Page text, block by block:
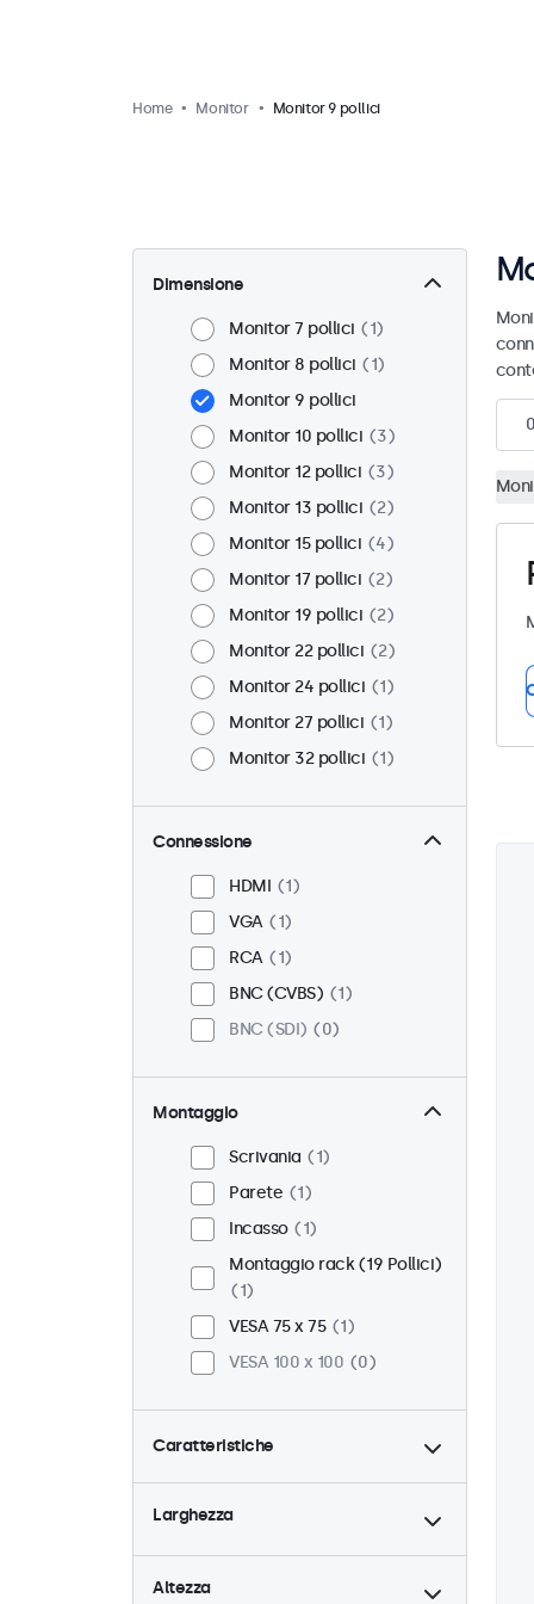
Home Monitor Monitor 9 pollici
Dimensione
Monitor 7 pollici
1
Monitor 8 pollici
1
Monitor 9 pollici
Monitor 10 pollici
3
Monitor 12 pollici
3
Monitor 13 pollici
2
Monitor 15 pollici
4
Monitor 17 pollici
2
Monitor 19 pollici
2
Monitor 22 pollici
2
Monitor 24 pollici
1
Monitor 27 pollici
1
Monitor 32 pollici
1
Connessione
HDMI
1
VGA
1
RCA
1
BNC (CVBS)
1
BNC (SDI)
0
Montaggio
Scrivania
1
Parete
1
Incasso
1
Montaggio rack (19 Pollici)
1
VESA 75 x 75
1
VESA 100 x 100
0
Caratteristiche
4:3 / 5:4
0
9-36 Volt
Dimmerabile
1
Lettore multimediale USB
Larghezza
Altezza
0